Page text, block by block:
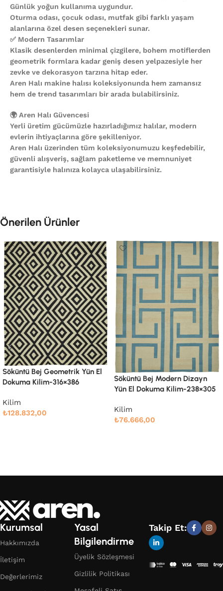
Günlük yoğun kullanıma uygundur.
Oturma odası, çocuk odası, mutfak gibi farklı yaşam
alanlarına özel desen seçenekleri sunar.
✅ Modern Tasarımlar
Klasik desenlerden minimal çizgilere, bohem motiflerden
geometrik formlara kadar geniş desen yelpazesiyle her
zevke ve dekorasyon tarzına hitap eder.
Aren Halı makine halısı koleksiyonunda hem zamansız
hem de trend tasarımları bir arada bulabilirsiniz.
🌍 Aren Halı Güvencesi
Yerli üretim gücümüzle hazırladığımız halılar, modern
evlerin ihtiyaçlarına göre şekilleniyor.
Aren Halı üzerinden tüm koleksiyonumuzu keşfedebilir,
güvenli alışveriş, sağlam paketleme ve memnuniyet
garantisiyle halınıza kolayca ulaşabilirsiniz.
Önerilen Ürünler
Söküntü Bej Modern Dizayn
Kilim
Söküntü Bej Modern Dizayn
Yün El Dokuma Kilim-247×303
₺78.989,00
Kurumsal
Hakkımızda
İletişim
Değerlerimiz
Yasal
Bilgilendirme
Üyelik Sözleşmesi
Gizlilik Politikası
Takip Et: